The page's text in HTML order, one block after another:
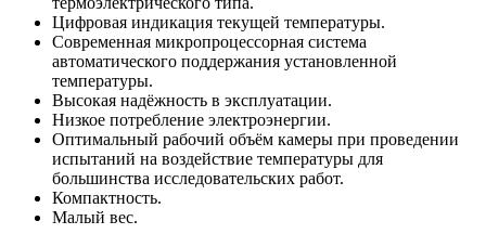
Цифровая индикация текущей температуры.
Современная микропроцессорная система
автоматического поддержания установленной
температуры.
Высокая надёжность в эксплуатации.
Низкое потребление электроэнергии.
Оптимальный рабочий объём камеры при проведении
испытаний на воздействие температуры для
большинства исследовательских работ.
Компактность.
Малый вес.